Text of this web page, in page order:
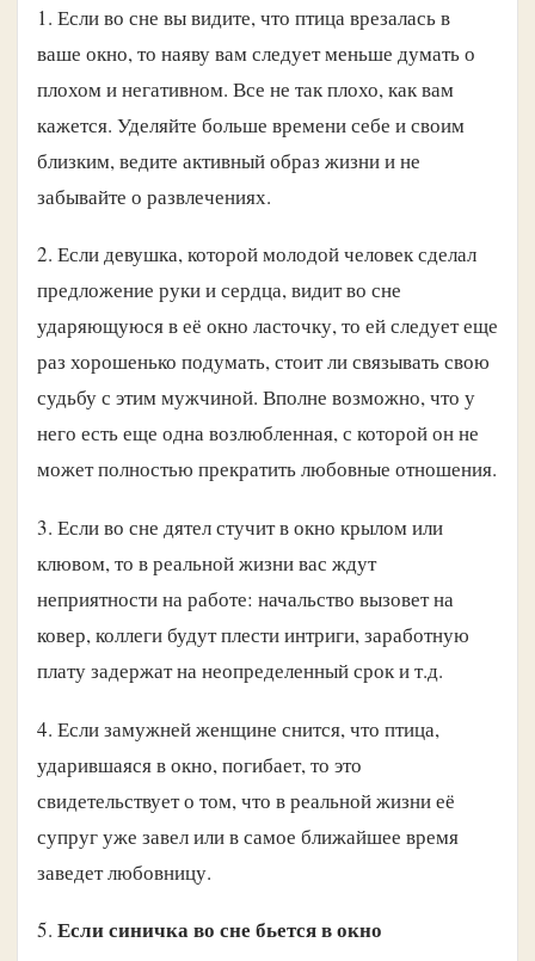
1. Если во сне вы видите, что птица врезалась в
ваше окно, то наяву вам следует меньше думать о
плохом и негативном. Все не так плохо, как вам
кажется. Уделяйте больше времени себе и своим
близким, ведите активный образ жизни и не
забывайте о развлечениях.
2. Если девушка, которой молодой человек сделал
предложение руки и сердца, видит во сне
ударяющуюся в её окно ласточку, то ей следует еще
раз хорошенько подумать, стоит ли связывать свою
судьбу с этим мужчиной. Вполне возможно, что у
него есть еще одна возлюбленная, с которой он не
может полностью прекратить любовные отношения.
3. Если во сне дятел стучит в окно крылом или
клювом, то в реальной жизни вас ждут
неприятности на работе: начальство вызовет на
ковер, коллеги будут плести интриги, заработную
плату задержат на неопределенный срок и т.д.
4. Если замужней женщине снится, что птица,
ударившаяся в окно, погибает, то это
свидетельствует о том, что в реальной жизни её
супруг уже завел или в самое ближайшее время
заведет любовницу.
5. Если синичка во сне бьется в окно